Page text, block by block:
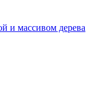
и массивом дерева